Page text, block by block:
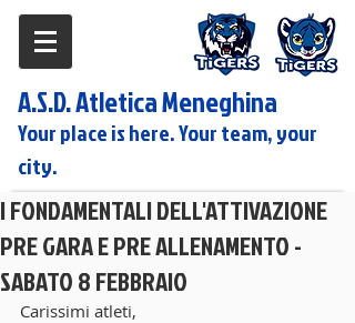
A.S.D. Atletica Meneghina
Your place is here. Your team, your
city.
I FONDAMENTALI DELL'ATTIVAZIONE
PRE GARA E PRE ALLENAMENTO -
SABATO 8 FEBBRAIO
Carissimi atleti,